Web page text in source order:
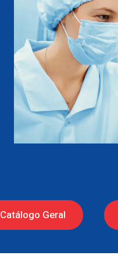
Catálogo Geral